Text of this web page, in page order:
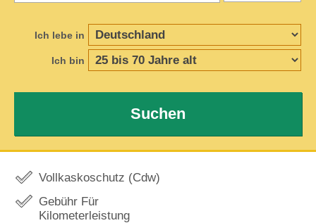
Ich lebe in
Ich bin
Suchen
Vollkaskoschutz (Cdw)
Gebühr Für
Kilometerleistung